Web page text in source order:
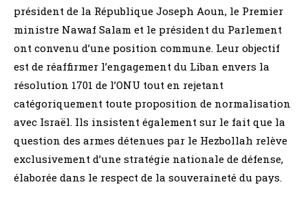
président de la République Joseph Aoun, le Premier
ministre Nawaf Salam et le président du Parlement
ont convenu d’une position commune. Leur objectif
est de réaffirmer l’engagement du Liban envers la
résolution 1701 de l’ONU tout en rejetant
catégoriquement toute proposition de normalisation
avec Israël. Ils insistent également sur le fait que la
question des armes détenues par le Hezbollah relève
exclusivement d’une stratégie nationale de défense,
élaborée dans le respect de la souveraineté du pays.